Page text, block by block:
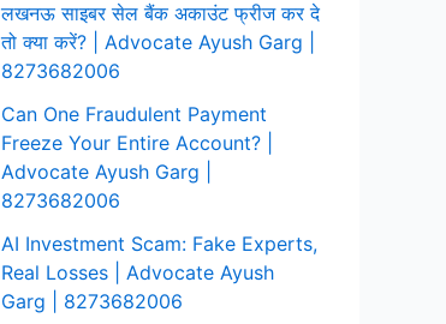
लखनऊ साइबर सेल बैंक अकाउंट फ्रीज कर दे
तो क्या करें? | Advocate Ayush Garg |
8273682006
Can One Fraudulent Payment
Freeze Your Entire Account? |
Advocate Ayush Garg |
8273682006
AI Investment Scam: Fake Experts,
Real Losses | Advocate Ayush
Garg | 8273682006